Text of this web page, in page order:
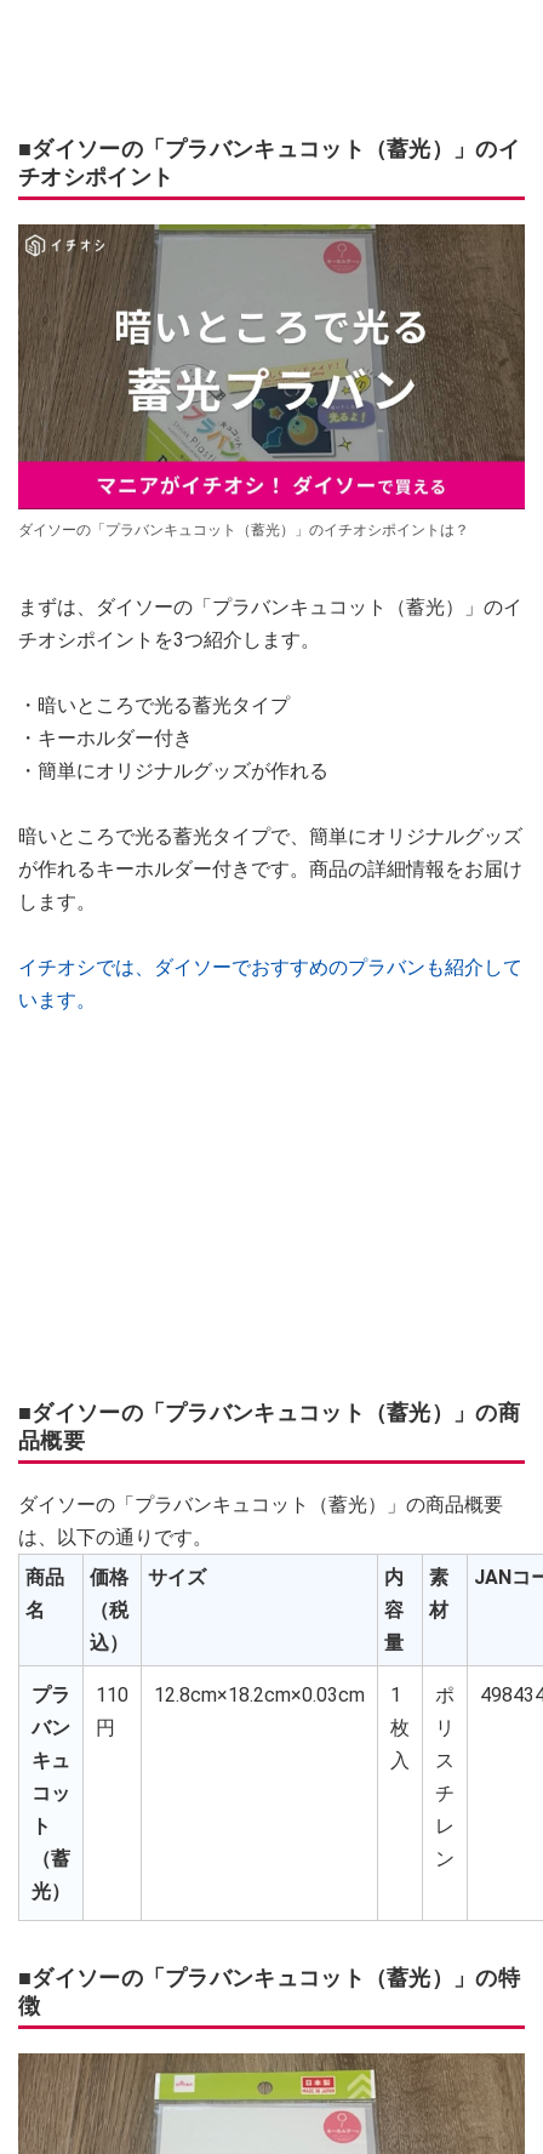
■ダイソーの「プラバンキュコット（蓄光）」のイ
チオシポイント
ダイソーの「プラバンキュコット（蓄光）」のイチオシポイントは？
まずは、ダイソーの「プラバンキュコット（蓄光）」のイ
チオシポイントを3つ紹介します。
・暗いところで光る蓄光タイプ
・キーホルダー付き
・簡単にオリジナルグッズが作れる
暗いところで光る蓄光タイプで、簡単にオリジナルグッズ
が作れるキーホルダー付きです。商品の詳細情報をお届け
します。
イチオシでは、ダイソーでおすすめのプラバンも紹介して
います。
■ダイソーの「プラバンキュコット（蓄光）」の商
品概要
ダイソーの「プラバンキュコット（蓄光）」の商品概要
は、以下の通りです。
商品
名
価格
（税
込）
サイズ
内
容
量
素
材
JANコ
プラ
バン
キュ
コッ
ト
（蓄
光）
110
円
12.8cm×18.2cm×0.03cm
1
枚
入
ポ
リ
ス
チ
レ
ン
■ダイソーの「プラバンキュコット（蓄光）」の特
徴